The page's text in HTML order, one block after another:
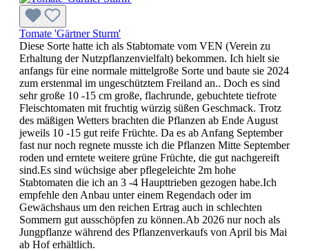
Tomate 'Gärtner Sturm'
Diese Sorte hatte ich als Stabtomate vom VEN (Verein zu
Erhaltung der Nutzpflanzenvielfalt) bekommen. Ich hielt sie
anfangs für eine normale mittelgroße Sorte und baute sie 2024
zum erstenmal im ungeschütztem Freiland an.. Doch es sind
sehr große 10 -15 cm große, flachrunde, gebuchtete tiefrote
Fleischtomaten mit fruchtig würzig süßen Geschmack. Trotz
des mäßigen Wetters brachten die Pflanzen ab Ende August
jeweils 10 -15 gut reife Früchte. Da es ab Anfang September
fast nur noch regnete musste ich die Pflanzen Mitte September
roden und erntete weitere grüne Früchte, die gut nachgereift
sind.Es sind wüchsige aber pflegeleichte 2m hohe
Stabtomaten die ich an 3 -4 Haupttrieben gezogen habe.Ich
empfehle den Anbau unter einem Regendach oder im
Gewächshaus um den reichen Ertrag auch in schlechten
Sommern gut ausschöpfen zu können.Ab 2026 nur noch als
Jungpflanze während des Pflanzenverkaufs von April bis Mai
ab Hof erhältlich.